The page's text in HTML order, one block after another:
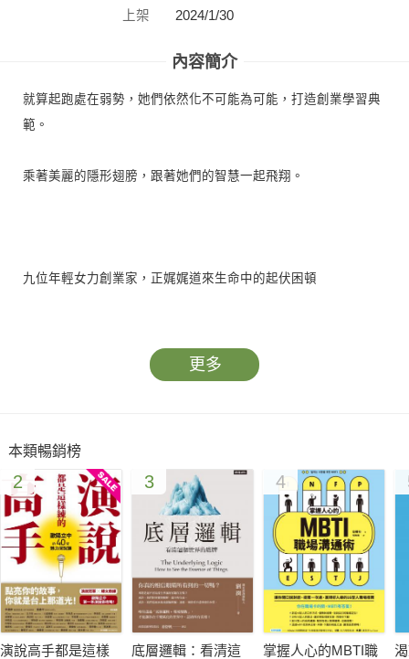
上架
2024/1/30
內容簡介
就算起跑處在弱勢，她們依然化不可能為可能，打造創業學習典
範。
乘著美麗的隱形翅膀，跟著她們的智慧一起飛翔。
九位年輕女力創業家，正娓娓道來生命中的起伏困頓
打造臺灣傳統工廠轉型現代化工廠的典範
——成就別人，也就是成就自己，一切成就都是為了愛。
打造南臺灣第一家女性創立的科技整合公司
智合未來科技整合公司創辦人／張瑜芳
更多
本類暢銷榜
2
演說高手都是這樣
3
底層邏輯：看清這
4
掌握人心的MBTI職